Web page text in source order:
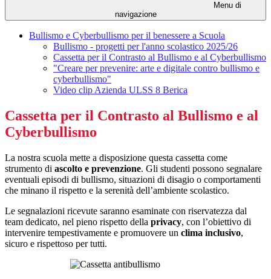
Menu di
navigazione
Bullismo e Cyberbullismo per il benessere a Scuola
Bullismo - progetti per l'anno scolastico 2025/26
Cassetta per il Contrasto al Bullismo e al Cyberbullismo
"Creare per prevenire: arte e digitale contro bullismo e
cyberbullismo"
Video clip Azienda ULSS 8 Berica
Cassetta per il Contrasto al Bullismo e al
Cyberbullismo
La nostra scuola mette a disposizione questa cassetta come
strumento di ascolto e prevenzione. Gli studenti possono segnalare
eventuali episodi di bullismo, situazioni di disagio o comportamenti
che minano il rispetto e la serenità dell’ambiente scolastico.
Le segnalazioni ricevute saranno esaminate con riservatezza dal
team dedicato, nel pieno rispetto della privacy, con l’obiettivo di
intervenire tempestivamente e promuovere un clima inclusivo,
sicuro e rispettoso per tutti.